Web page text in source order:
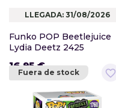
LLEGADA: 31/08/2026
Funko POP Beetlejuice
Lydia Deetz 2425
16,95 €
favorite_border
Fuera de stock